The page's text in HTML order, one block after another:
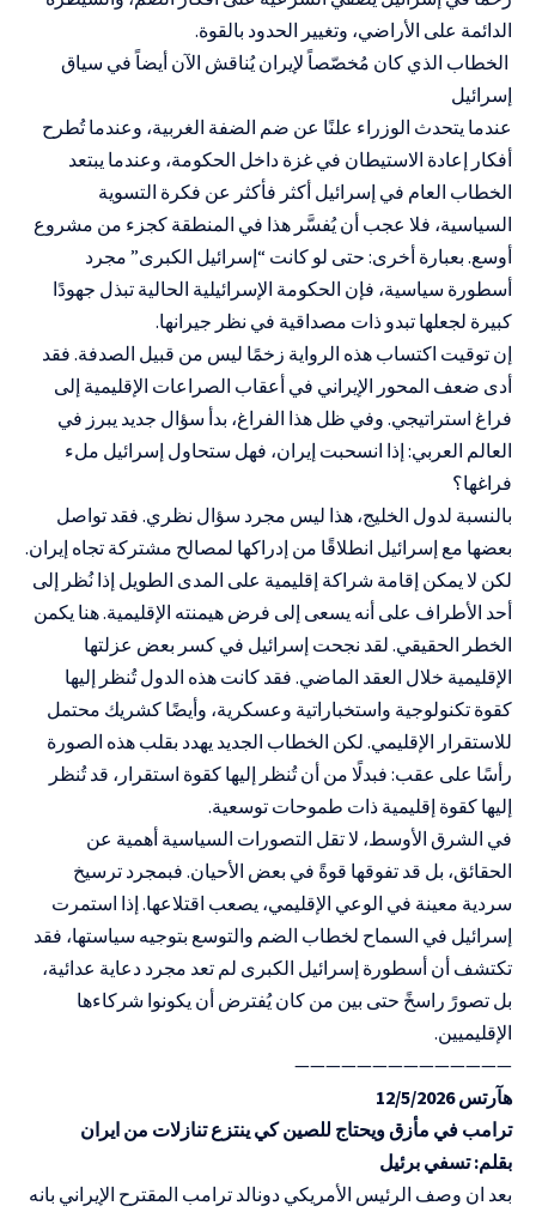
الدائمة على الأراضي، وتغيير الحدود بالقوة.
الخطاب الذي كان مُخصّصاً لإيران يُناقش الآن أيضاً في سياق
إسرائيل
عندما يتحدث الوزراء علنًا عن ضم الضفة الغربية، وعندما تُطرح
أفكار إعادة الاستيطان في غزة داخل الحكومة، وعندما يبتعد
الخطاب العام في إسرائيل أكثر فأكثر عن فكرة التسوية
السياسية، فلا عجب أن يُفسَّر هذا في المنطقة كجزء من مشروع
أوسع. بعبارة أخرى: حتى لو كانت “إسرائيل الكبرى” مجرد
أسطورة سياسية، فإن الحكومة الإسرائيلية الحالية تبذل جهودًا
كبيرة لجعلها تبدو ذات مصداقية في نظر جيرانها.
إن توقيت اكتساب هذه الرواية زخمًا ليس من قبيل الصدفة. فقد
أدى ضعف المحور الإيراني في أعقاب الصراعات الإقليمية إلى
فراغ استراتيجي. وفي ظل هذا الفراغ، بدأ سؤال جديد يبرز في
العالم العربي: إذا انسحبت إيران، فهل ستحاول إسرائيل ملء
فراغها؟
بالنسبة لدول الخليج، هذا ليس مجرد سؤال نظري. فقد تواصل
بعضها مع إسرائيل انطلاقًا من إدراكها لمصالح مشتركة تجاه إيران.
لكن لا يمكن إقامة شراكة إقليمية على المدى الطويل إذا نُظر إلى
أحد الأطراف على أنه يسعى إلى فرض هيمنته الإقليمية. هنا يكمن
الخطر الحقيقي. لقد نجحت إسرائيل في كسر بعض عزلتها
الإقليمية خلال العقد الماضي. فقد كانت هذه الدول تُنظر إليها
كقوة تكنولوجية واستخباراتية وعسكرية، وأيضًا كشريك محتمل
للاستقرار الإقليمي. لكن الخطاب الجديد يهدد بقلب هذه الصورة
رأسًا على عقب: فبدلًا من أن تُنظر إليها كقوة استقرار، قد تُنظر
إليها كقوة إقليمية ذات طموحات توسعية.
في الشرق الأوسط، لا تقل التصورات السياسية أهمية عن
الحقائق، بل قد تفوقها قوةً في بعض الأحيان. فبمجرد ترسيخ
سردية معينة في الوعي الإقليمي، يصعب اقتلاعها. إذا استمرت
إسرائيل في السماح لخطاب الضم والتوسع بتوجيه سياستها، فقد
تكتشف أن أسطورة إسرائيل الكبرى لم تعد مجرد دعاية عدائية،
بل تصورً راسخً حتى بين من كان يُفترض أن يكونوا شركاءها
الإقليميين.
——————————————
هآرتس 12/5/2026
ترامب في مأزق ويحتاج للصين كي ينتزع تنازلات من ايران
بقلم: تسفي برئيل
بعد ان وصف الرئيس الأمريكي دونالد ترامب المقترح الإيراني بانه